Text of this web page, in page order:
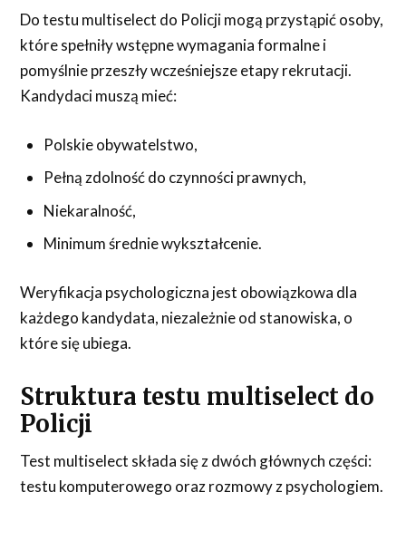
Do testu multiselect do Policji mogą przystąpić osoby,
które spełniły wstępne wymagania formalne i
pomyślnie przeszły wcześniejsze etapy rekrutacji.
Kandydaci muszą mieć:
Polskie obywatelstwo,
Pełną zdolność do czynności prawnych,
Niekaralność,
Minimum średnie wykształcenie.
Weryfikacja psychologiczna jest obowiązkowa dla
każdego kandydata, niezależnie od stanowiska, o
które się ubiega.
Struktura testu multiselect do
Policji
Test multiselect składa się z dwóch głównych części:
testu komputerowego oraz rozmowy z psychologiem.